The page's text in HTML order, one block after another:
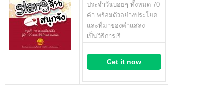
ประจำวันบ่อยๆ ทั้งหมด 70
คำ พร้อมตัวอย่างประโยค
และที่มาของคำแสลง
เป็นวิธีการเรี…
Get it now